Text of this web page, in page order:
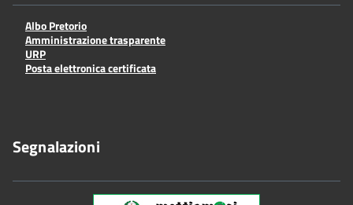
Albo Pretorio
Amministrazione trasparente
URP
Posta elettronica certificata
Segnalazioni